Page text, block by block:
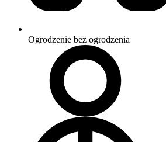
Ogrodzenie bez ogrodzenia